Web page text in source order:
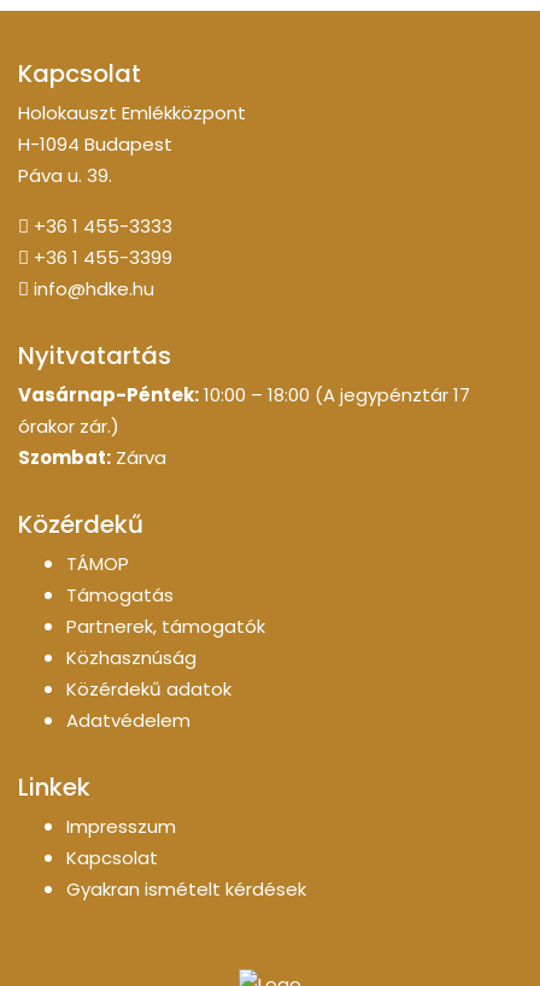
Kapcsolat
Holokauszt Emlékközpont
H-1094 Budapest
Páva u. 39.
+36 1 455-3333
+36 1 455-3399
info@hdke.hu
Nyitvatartás
Vasárnap-Péntek:10:00 – 18:00 (A jegypénztár 17
órakor zár.)
Szombat: Zárva
Közérdekű
TÁMOP
Támogatás
Partnerek, támogatók
Közhasznúság
Közérdekű adatok
Adatvédelem
Linkek
Impresszum
Kapcsolat
Gyakran ismételt kérdések